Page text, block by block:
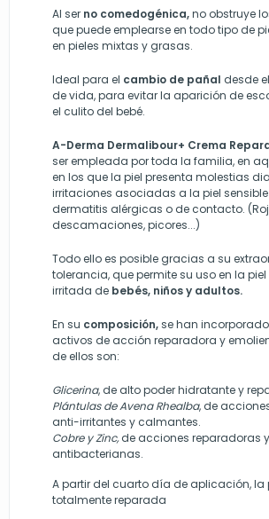
Al ser no comedogénica,no obstruye
que puede emplearse en todo tipo de
en pieles mixtas y grasas.
Ideal para el cambio de pañal desde
de vida, para evitar la aparición de
el culito del bebé.
A-Derma Dermalibour+ Crema
ser empleada por toda la familia, en
en los que la piel presenta molestias
irritaciones asociadas a la piel
dermatitis alérgicas o de contacto.
descamaciones, picores...)
Todo ello es posible gracias a su
tolerancia, que permite su uso en la piel
irritada de bebés, niños y adultos.
En su composición,se han
activos de acción reparadora y
de ellos son:
Glicerina, de alto poder hidratante y
Plántulas de Avena Rhealba, de
anti-irritantes y calmantes.
Cobre y Zinc,de acciones reparadoras y
antibacterianas.
A partir del cuarto día de aplicación, la
totalmente reparada